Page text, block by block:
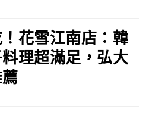
花雪江南店：韓
理超滿足，弘大